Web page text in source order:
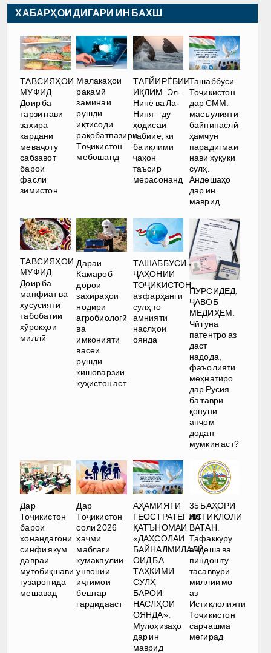
ХАБАРҲОИ ДИГАРИ ИН БАХШ
ТАВСИЯҲОИ
МУФИД.
Доир ба
тарзи нави
захира
кардани
меваҷоту
сабзавот
барои
фасли
зимистон
Малакаҳои
рақамӣ
заминаи
рушди
иқтисоди
рақобатпазири
Тоҷикистон
мебошанд
ТАҒЙИРЁБИИ
ИҚЛИМ. Эл-
Нинё ва Ла-
Ниня – ду
ҳодисаи
табиие, ки
ба иқлими
ҷаҳон
таъсир
мерасонанд
Ташаббуси
Тоҷикистон
дар СММ:
масъулияти
байнинаслӣ
ҳамчун
парадигмаи
нави ҳуқуқи
сулҳ.
Андешаҳо
дар ин
маврид
ТАВСИЯҲОИ
МУФИД.
Доир ба
манфиат ва
хусусияти
табобатии
хӯрокҳои
миллӣ
Дараи
Камароб
дорои
захираҳои
нодири
агробиологӣ
ва
имконияти
васеи
рушди
кишоварзии
кӯҳистон аст
ТАШАББУСИ
ҶАҲОНИИ
ТОҶИКИСТОН:
аз фарҳанги
сулҳ то
амнияти
наслҳои
оянда
ПУРСИДЕД,
ҶАВОБ
МЕДИҲЕМ.
Чӣ гуна
патентро аз
даст
надода,
фаъолияти
меҳнатиро
дар Русия
ба таври
қонунӣ
анҷом
додан
мумкин аст?
Дар
Тоҷикистон
барои
хонандагони
синфи якум
давраи
мутобиқшавӣ
гузаронида
мешавад
Дар
Тоҷикистон
соли 2026
ҳаҷми
маблағи
кумакпулии
унвонии
иҷтимоӣ
бештар
гардидааст
АҲАМИЯТИ
ГЕОСТРАТЕГИИ
ҚАТЪНОМАИ
«ДАҲСОЛАИ
БАЙНАЛМИЛАЛӢ
ОИД БА
ТАҲКИМИ
СУЛҲ
БАРОИ
НАСЛҲОИ
ОЯНДА».
Мулоҳизаҳо
дар ин
маврид
35 БАҲОРИ
ИСТИҚЛОЛИ
ВАТАН.
Тафаккуру
андеша ва
пиндошту
тасаввури
миллии мо
аз
Истиқлолияти
Тоҷикистон
сарчашма
мегирад